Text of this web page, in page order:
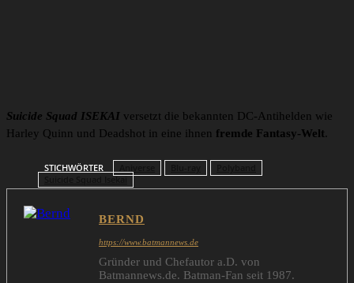
Suicide Squad ISEKAI versetzt die bekannten DC-Antihelden wie
Harley Quinn und Deadshot in eine ihnen fremde Fantasy-Welt.
STICHWÖRTER
Suicide Squad Isekai
BERND
https://www.batmannews.de
Gründer und Chefautor a.D. von
Batmannews.de. Batman-Fan seit 1987.